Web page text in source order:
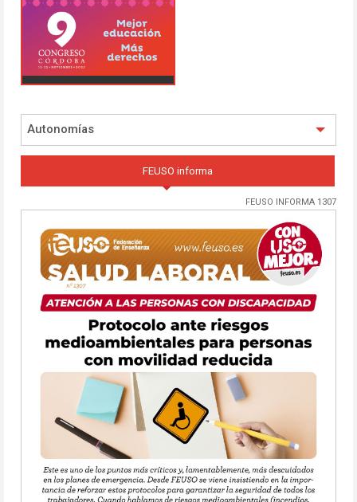
Autonomías
FEUSO informa
FEUSO INFORMA 1307